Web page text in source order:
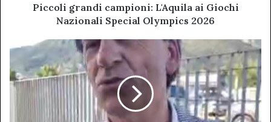
Piccoli grandi campioni: L'Aquila ai Giochi
Nazionali Special Olympics 2026
Gianni
Anastasio
riconfermato
sindaco